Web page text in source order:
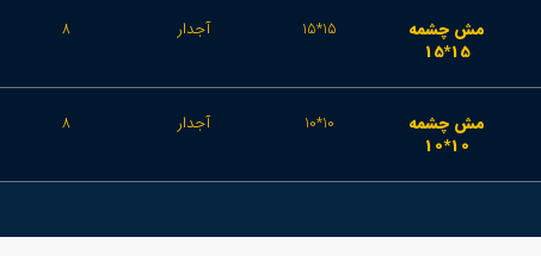
مش چشمه
15*15
15*15 آجدار 8
مش چشمه
10*10
10*10 آجدار 8